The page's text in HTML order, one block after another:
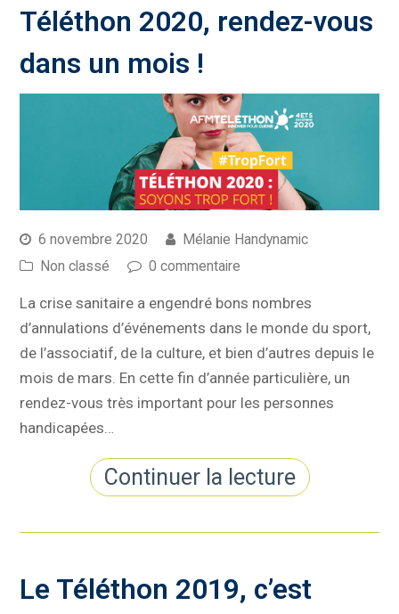
Téléthon 2020, rendez-vous
dans un mois !
6 novembre 2020
Mélanie Handynamic
Non classé
0 commentaire
La crise sanitaire a engendré bons nombres
d’annulations d’événements dans le monde du sport,
de l’associatif, de la culture, et bien d’autres depuis le
mois de mars. En cette fin d’année particulière, un
rendez-vous très important pour les personnes
handicapées…
Continuer la lecture
Le Téléthon 2019, c’est